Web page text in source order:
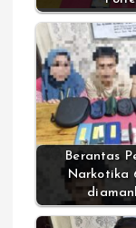
Berantas
Narkotika